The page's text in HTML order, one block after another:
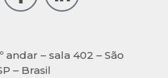
andar – sala 402 – São
– Brasil